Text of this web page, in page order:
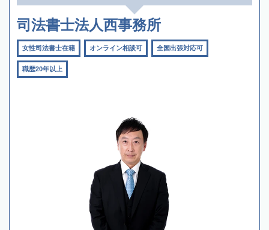
司法書士法人西事務所
女性司法書士在籍 オンライン相談可 全国出張対応可
職歴20年以上